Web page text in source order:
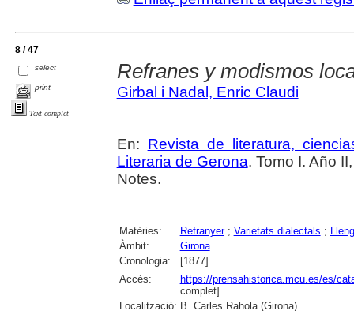
8 / 47
select
print
Text complet
Refranes y modismos
Girbal i Nadal, Enric Claudi
En: Revista de literatura,
Literaria de Gerona. Tomo I. Año
Notes.
Matèries: Refranyer; Varietats dialectals ;
Àmbit:
Girona
Cronologia:
[1877]
Accés:
https://prensahistorica.mcu.es/es/
complet]
Localització: B. Carles Rahola (Girona)